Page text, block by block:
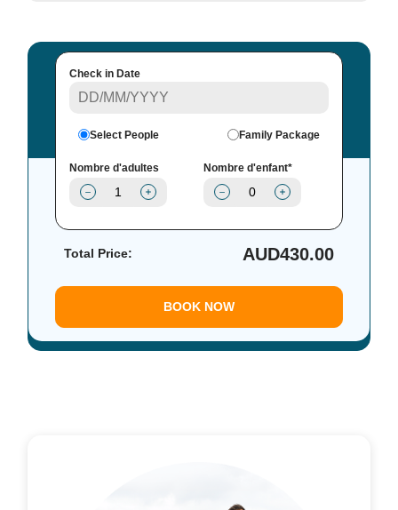
Check in Date
Select People Family Package
Nombre d'adultes Nombre d'enfant*
Total Price: AUD430.00
BOOK NOW